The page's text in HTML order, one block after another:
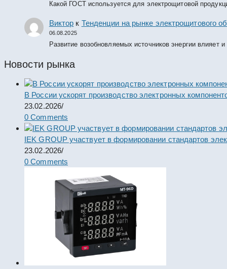
Какой ГОСТ используется для электрощитовой
Виктор к Тенденции на рынке электрощитового
06.08.2025
Развитие возобновляемых источников энергии влияет
Новости рынка
В России ускорят производство электронных
23.02.2026/
0 Comments
IEK GROUP участвует в формировании стандартов
23.02.2026/
0 Comments